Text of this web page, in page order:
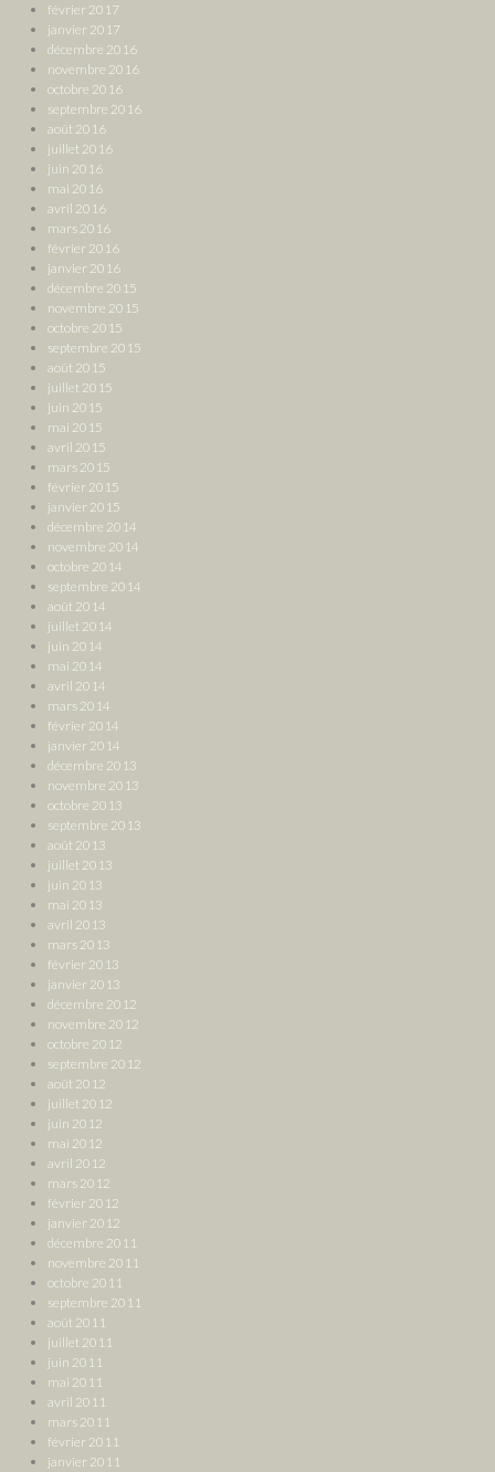
février 2017
janvier 2017
décembre 2016
novembre 2016
octobre 2016
septembre 2016
août 2016
juillet 2016
juin 2016
mai 2016
avril 2016
mars 2016
février 2016
janvier 2016
décembre 2015
novembre 2015
octobre 2015
septembre 2015
août 2015
juillet 2015
juin 2015
mai 2015
avril 2015
mars 2015
février 2015
janvier 2015
décembre 2014
novembre 2014
octobre 2014
septembre 2014
août 2014
juillet 2014
juin 2014
mai 2014
avril 2014
mars 2014
février 2014
janvier 2014
décembre 2013
novembre 2013
octobre 2013
septembre 2013
août 2013
juillet 2013
juin 2013
mai 2013
avril 2013
mars 2013
février 2013
janvier 2013
décembre 2012
novembre 2012
octobre 2012
septembre 2012
août 2012
juillet 2012
juin 2012
mai 2012
avril 2012
mars 2012
février 2012
janvier 2012
décembre 2011
novembre 2011
octobre 2011
septembre 2011
août 2011
juillet 2011
juin 2011
mai 2011
avril 2011
mars 2011
février 2011
janvier 2011